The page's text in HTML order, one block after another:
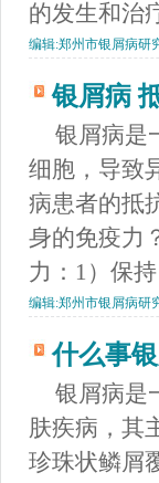
的发生和治
编辑:郑州市银屑病研
银屑病
银屑病是
细胞，导致
病患者的抵
身的免疫力
力：1）保
编辑:郑州市银屑病研
什么事
银屑病是
肤疾病，其
珍珠状鳞屑